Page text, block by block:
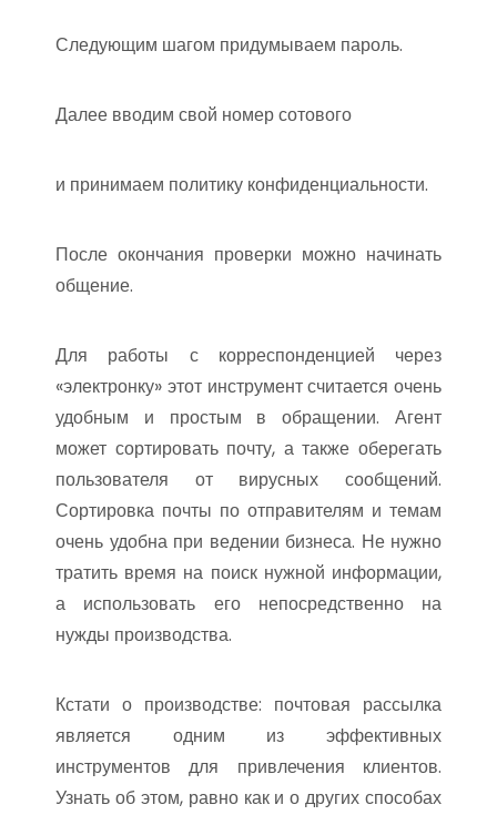
Следующим шагом придумываем пароль.
Далее вводим свой номер сотового
и принимаем политику конфиденциальности.
После окончания проверки можно начинать
общение.
Для работы с корреспонденцией через
«электронку» этот инструмент считается очень
удобным и простым в обращении. Агент
может сортировать почту, а также оберегать
пользователя от вирусных сообщений.
Сортировка почты по отправителям и темам
очень удобна при ведении бизнеса. Не нужно
тратить время на поиск нужной информации,
а использовать его непосредственно на
нужды производства.
Кстати о производстве: почтовая рассылка
является одним из эффективных
инструментов для привлечения клиентов.
Узнать об этом, равно как и о других способах